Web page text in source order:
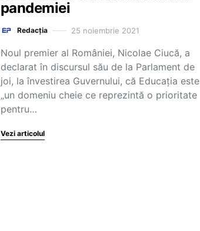
pandemiei
Redacția 25 noiembrie 2021
Noul premier al României, Nicolae Ciucă, a
declarat în discursul său de la Parlament de
joi, la învestirea Guvernului, că Educația este
„un domeniu cheie ce reprezintă o prioritate
pentru…
Vezi articolul